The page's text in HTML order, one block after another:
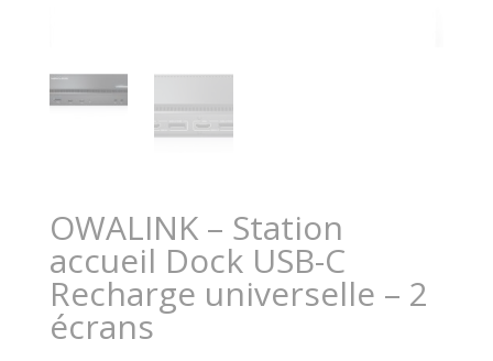
OWALINK – Station
accueil Dock USB-C
Recharge universelle – 2
écrans